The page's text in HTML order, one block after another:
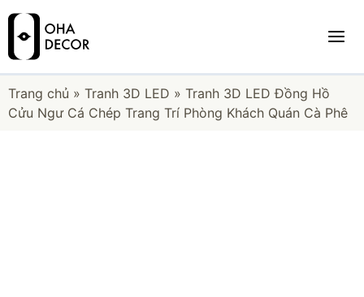
Trang chủ » Tranh 3D LED » Tranh 3D LED Đồng Hồ
Cửu Ngư Cá Chép Trang Trí Phòng Khách Quán Cà Phê